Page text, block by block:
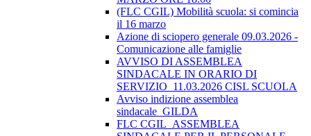
(FLC CGIL) Mobilità scuola: si comincia
il 16 marzo
Azione di sciopero generale 09.03.2026 -
Comunicazione alle famiglie
AVVISO DI ASSEMBLEA
SINDACALE IN ORARIO DI
SERVIZIO_11.03.2026 CISL SCUOLA
Avviso indizione assemblea
sindacale_GILDA
FLC CGIL_ASSEMBLEA